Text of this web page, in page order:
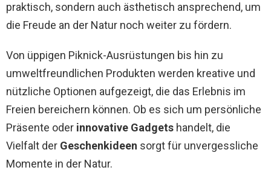
praktisch, sondern auch ästhetisch ansprechend, um
die Freude an der Natur noch weiter zu fördern.
Von üppigen Piknick-Ausrüstungen bis hin zu
umweltfreundlichen Produkten werden kreative und
nützliche Optionen aufgezeigt, die das Erlebnis im
Freien bereichern können. Ob es sich um persönliche
Präsente oder innovative Gadgets handelt, die
Vielfalt der Geschenkideen sorgt für unvergessliche
Momente in der Natur.